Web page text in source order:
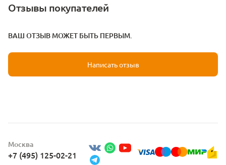
Отзывы покупателей
ВАШ ОТЗЫВ МОЖЕТ БЫТЬ ПЕРВЫМ.
Написать отзыв
Москва
+7 (495) 125-02-21